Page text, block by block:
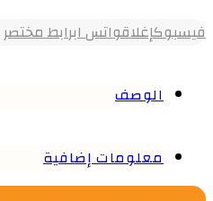
فيسبوكإغلاقواتس ابرابط مختصر
الوصف
معلومات إضافية